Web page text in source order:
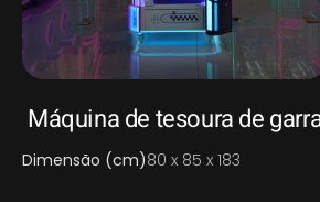
Máquina de tesoura de
Dimensão (cm)80 x 85 x 183